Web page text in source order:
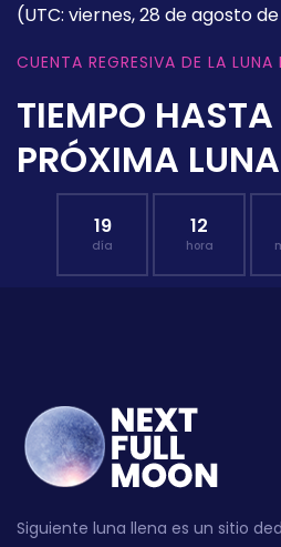
(UTC: viernes, 28 de agosto
CUENTA REGRESIVA DE LA LUNA
TIEMPO
PRÓXIMA
19
día
12
hora
Siguiente luna llena es un sitio